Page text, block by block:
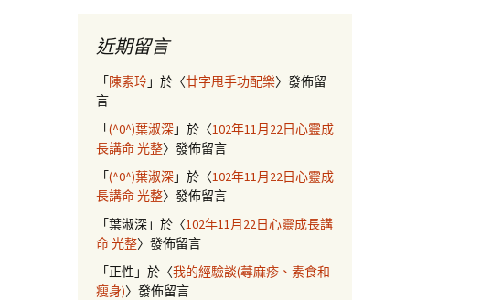
近期留言
「陳素玲」於〈廿字甩手功配樂〉發佈留
言
「(^0^)葉淑深」於〈102年11月22日心靈成
長講命 光整〉發佈留言
「(^0^)葉淑深」於〈102年11月22日心靈成
長講命 光整〉發佈留言
「葉淑深」於〈102年11月22日心靈成長講
命 光整〉發佈留言
「正性 」於〈我的經驗談(蕁麻疹、素食和
瘦身)〉發佈留言